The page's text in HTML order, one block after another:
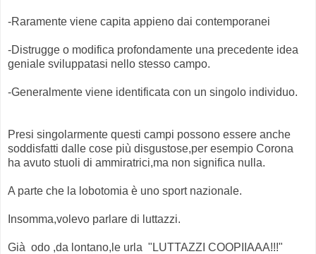
-Raramente viene capita appieno dai contemporanei
-Distrugge o modifica profondamente una precedente idea
geniale sviluppatasi nello stesso campo.
-Generalmente viene identificata con un singolo individuo.
Presi singolarmente questi campi possono essere anche
soddisfatti dalle cose più disgustose,per esempio Corona
ha avuto stuoli di ammiratrici,ma non significa nulla.
A parte che la lobotomia è uno sport nazionale.
Insomma,volevo parlare di luttazzi.
Già odo ,da lontano,le urla "LUTTAZZI COOPIIAAA!!!"